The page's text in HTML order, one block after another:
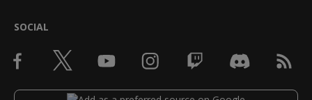
SOCIAL